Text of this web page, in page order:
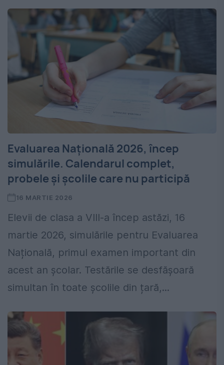
Evaluarea Națională 2026, încep
simulările. Calendarul complet,
probele și școlile care nu participă
16 MARTIE 2026
Elevii de clasa a VIII-a încep astăzi, 16
martie 2026, simulările pentru Evaluarea
Națională, primul examen important din
acest an școlar. Testările se desfășoară
simultan în toate școlile din țară,...